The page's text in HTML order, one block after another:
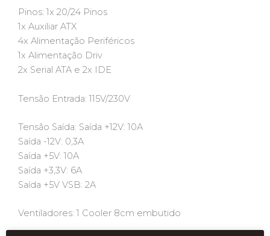
Pinos: 1x 20/24 Pinos
1x Auxiliar ATX
4x Alimentação Periféricos
1x Alimentação Driv
2x Serial ATA e 2x IDE
Tensão Entrada: 115V/230V
Tensão Saída: Saída +12V: 10A
Saída -12V: 0,3A
Saída +5V: 10A
Saída +3,3V: 6A
Saída +5V VSB: 2A
Ventiladores: 1 Cooler 8cm embutido